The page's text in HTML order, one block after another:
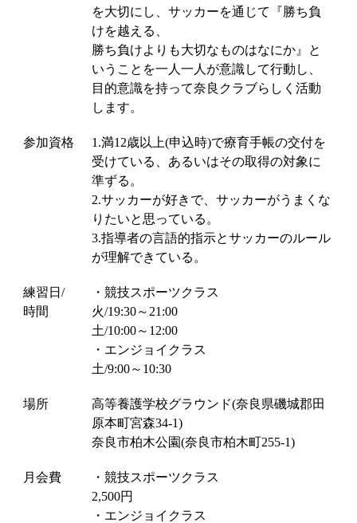
を大切にし、サッカーを通じて『勝ち負
けを越える、
勝ち負けよりも大切なものはなにか』と
いうことを一人一人が意識して行動し、
目的意識を持って奈良クラブらしく活動
します。
参加資格
1.満12歳以上(申込時)で療育手帳の交付を
受けている、あるいはその取得の対象に
準ずる。
2.サッカーが好きで、サッカーがうまくな
りたいと思っている。
3.指導者の言語的指示とサッカーのルール
が理解できている。
練習日/
時間
・競技スポーツクラス
火/19:30～21:00
土/10:00～12:00
・エンジョイクラス
土/9:00～10:30
場所
高等養護学校グラウンド(奈良県磯城郡田
原本町宮森34-1)
奈良市柏木公園(奈良市柏木町255-1)
月会費
・競技スポーツクラス
2,500円
・エンジョイクラス